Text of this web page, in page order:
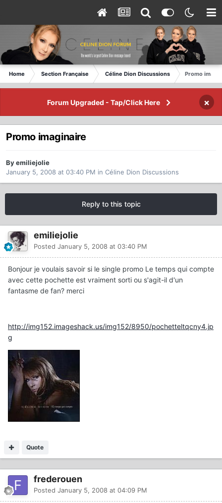
Home Section Française Céline Dion Discussions Promo
Forum Upgraded - Tap/Click Here ×
Promo imaginaire
By emiliejolie
January 5, 2008 at 03:40 PM in Céline Dion Discussions
Reply to this topic
emiliejolie
Posted January 5, 2008 at 03:40 PM
Bonjour je voulais savoir si le single promo Le temps qui compte
avec cette pochette est vraiment sorti ou s'agit-il d'un
fantasme de fan? merci
http://img152.imageshack.us/img152/8950/pochetteltqcny4.jp
g
Quote
frederouen
Posted January 5, 2008 at 04:09 PM